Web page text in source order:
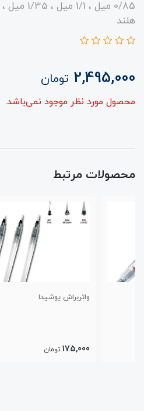
هلند
2,495,000 تومان
محصول مورد نظر موجود نمی‌باشد.
محصولات مرتبط
واتربراش یوشیدا
تومان